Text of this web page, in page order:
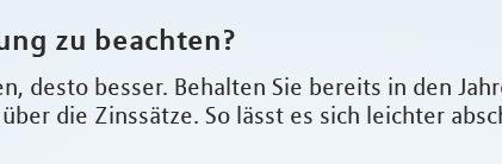
zu beachten?
desto besser. Behalten Sie bereits in den
die Zinssätze. So lässt es sich leichter